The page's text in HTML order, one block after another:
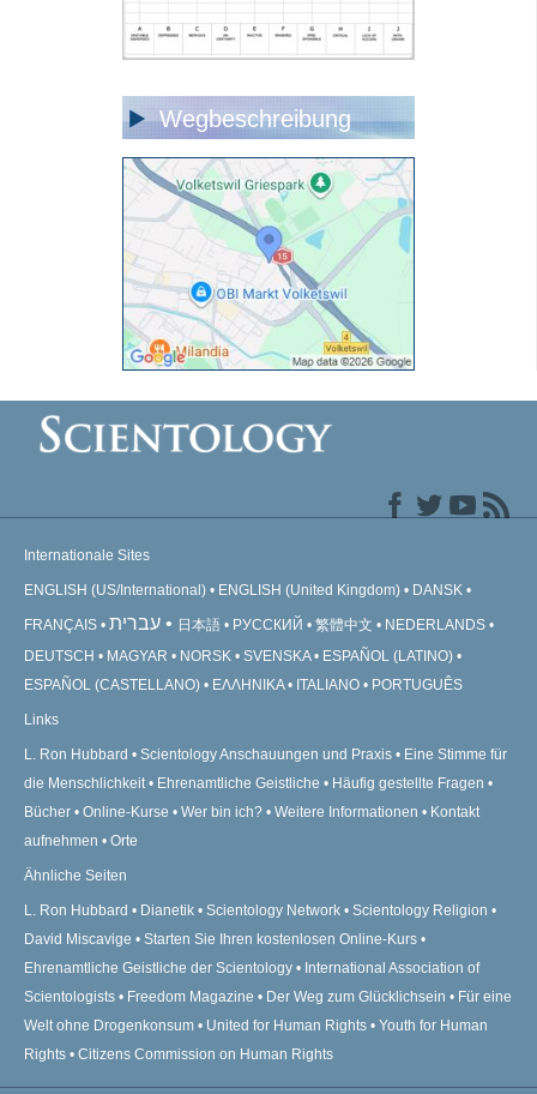
Wegbeschreibung
Internationale Sites
ENGLISH (US/International) ENGLISH (United Kingdom) DANSK
FRANÇAIS עברית 日本語 РУССКИЙ 繁體中文
NEDERLANDS
DEUTSCH
MAGYAR NORSK SVENSKA
ESPAÑOL (LATINO)
ESPAÑOL (CASTELLANO)
ΕΛΛΗΝΙΚA ITALIANO PORTUGUÊS
Links
L. Ron Hubbard Scientology Anschauungen und Praxis
Eine Stimme für
die Menschlichkeit
Ehrenamtliche Geistliche
Häufig gestellte Fragen
Bücher
Online-Kurse Wer bin ich? Weitere Informationen
Kontakt
aufnehmen
Orte
Ähnliche Seiten
L. Ron Hubbard Dianetik Scientology Network
Scientology Religion
David Miscavige
Starten Sie Ihren kostenlosen Online-Kurs
Ehrenamtliche Geistliche der Scientology
International Association of
Scientologists
Freedom Magazine Der Weg zum Glücklichsein
Für eine
Welt ohne Drogenkonsum
United for Human Rights
Youth for Human
Rights
Citizens Commission on Human Rights